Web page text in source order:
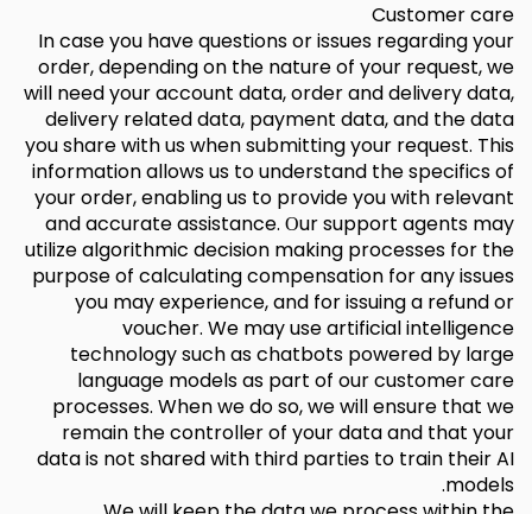
Customer care
In case you have questions or issues regarding your
order, depending on the nature of your request, we
will need your account data, order and delivery data,
delivery related data, payment data, and the data
you share with us when submitting your request. This
information allows us to understand the specifics of
your order, enabling us to provide you with relevant
and accurate assistance. Оur support agents may
utilize algorithmic decision making processes for the
purpose of calculating compensation for any issues
you may experience, and for issuing a refund or
voucher. We may use artificial intelligence
technology such as chatbots powered by large
language models as part of our customer care
processes. When we do so, we will ensure that we
remain the controller of your data and that your
data is not shared with third parties to train their AI
models.